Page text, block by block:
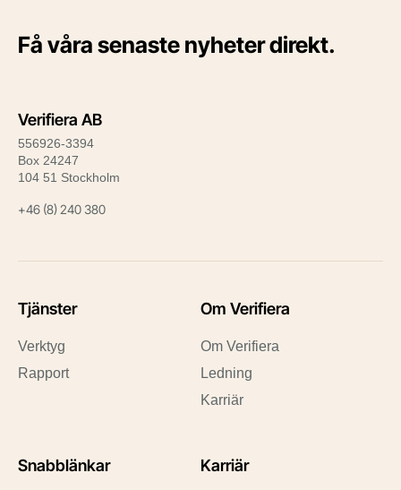
Få våra senaste nyheter direkt.
Verifiera AB
556926-3394
Box 24247
104 51 Stockholm
+46 (8) 240 380
Tjänster
Verktyg
Rapport
Om Verifiera
Om Verifiera
Ledning
Karriär
Snabblänkar Karriär